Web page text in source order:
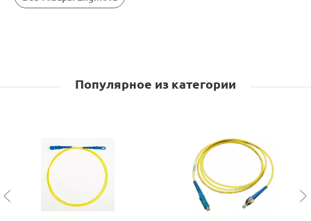
Популярное из категории